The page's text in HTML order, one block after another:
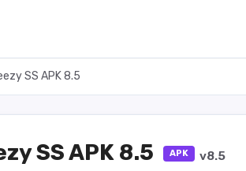
SS APK 8.5
SS APK 8.5 APK
v8.5